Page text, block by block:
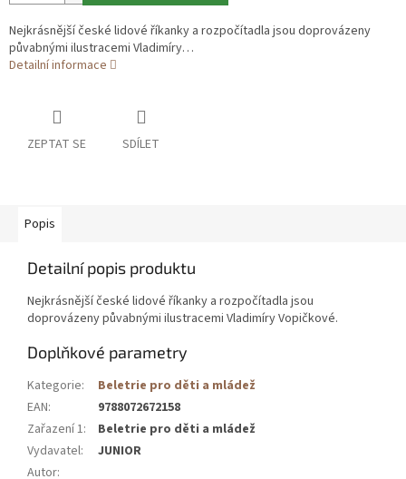
Nejkrásnější české lidové říkanky a rozpočítadla jsou doprovázeny
půvabnými ilustracemi Vladimíry…
Detailní informace
ZEPTAT SE SDÍLET
Popis
Detailní popis produktu
Nejkrásnější české lidové říkanky a rozpočítadla jsou
doprovázeny půvabnými ilustracemi Vladimíry Vopičkové.
Doplňkové parametry
Kategorie:
Beletrie pro děti a mládež
EAN:
9788072672158
Zařazení 1:
Beletrie pro děti a mládež
Vydavatel:
JUNIOR
Autor: